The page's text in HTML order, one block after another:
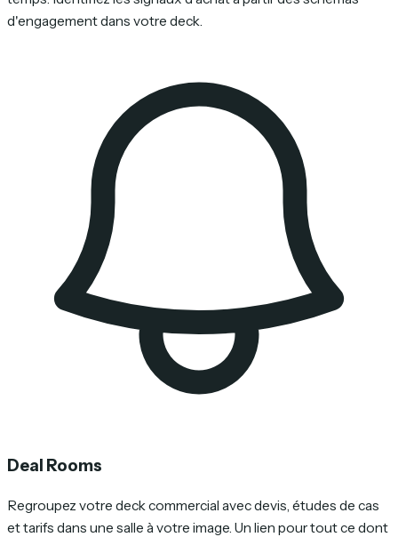
d'engagement dans votre deck.
Deal Rooms
Regroupez votre deck commercial avec devis, études de cas
et tarifs dans une salle à votre image. Un lien pour tout ce dont